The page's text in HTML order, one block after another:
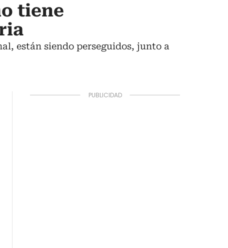
tiene
están siendo perseguidos, junto a